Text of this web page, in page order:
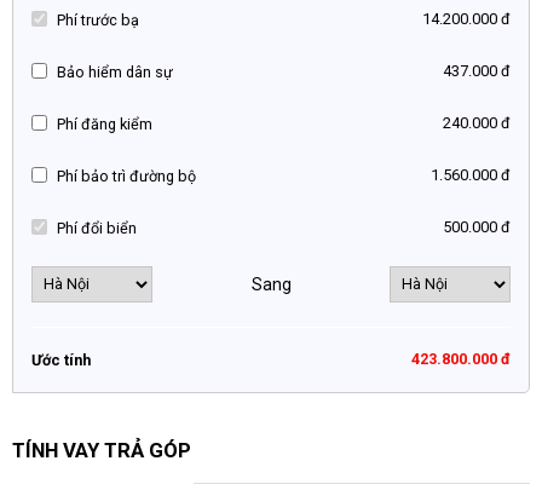
Phí trước bạ 14.200.000 đ
Bảo hiểm dân sự 437.000 đ
Phí đăng kiểm 240.000 đ
Phí bảo trì đường bộ 1.560.000 đ
Phí đổi biển 500.000 đ
Sang
Ước tính 423.800.000 đ
TÍNH VAY TRẢ GÓP